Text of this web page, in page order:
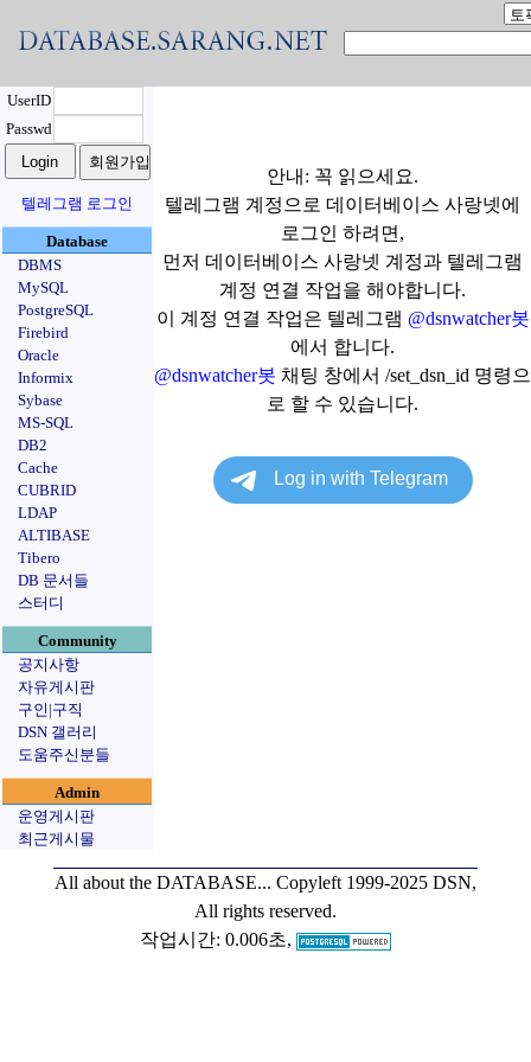
UserID
Passwd
텔레그램 로그인
Database
DBMS
MySQL
PostgreSQL
Firebird
Oracle
Informix
Sybase
MS-SQL
DB2
Cache
CUBRID
LDAP
ALTIBASE
Tibero
DB 문서들
스터디
Community
공지사항
자유게시판
구인|구직
DSN 갤러리
도움주신분들
Admin
운영게시판
최근게시물
안내: 꼭 읽으세요.
텔레그램 계정으로 데이터베이스 사랑넷에
로그인 하려면,
먼저 데이터베이스 사랑넷 계정과 텔레그램
계정 연결 작업을 해야합니다.
이 계정 연결 작업은 텔레그램 @dsnwatcher봇
에서 합니다.
@dsnwatcher봇 채팅 창에서 /set_dsn_id 명령으
로 할 수 있습니다.
All about the DATABASE... Copyleft 1999-2025 DSN,
All rights reserved.
작업시간: 0.006초,